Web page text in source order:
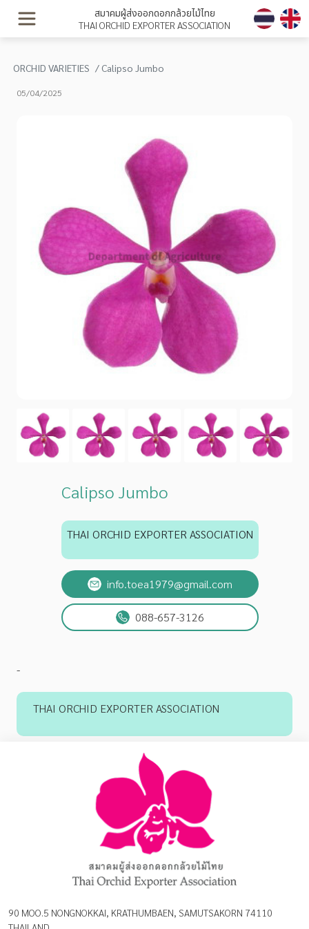
สมาคมผู้ส่งออกดอกกล้วยไม้ไทย
THAI ORCHID EXPORTER ASSOCIATION
ORCHID VARIETIES Calipso Jumbo
05/04/2025
Calipso Jumbo
THAI ORCHID EXPORTER ASSOCIATION
info.toea1979@gmail.com
088-657-3126
-
THAI ORCHID EXPORTER ASSOCIATION
90 MOO.5 NONGNOKKAI, KRATHUMBAEN, SAMUTSAKORN 74110